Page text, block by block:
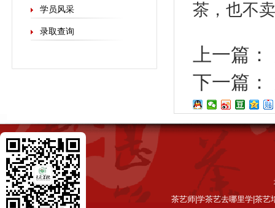
学员风采
录取查询
茶，也不
上一篇：
下一篇：
茶艺师|学茶艺去哪里学|茶艺